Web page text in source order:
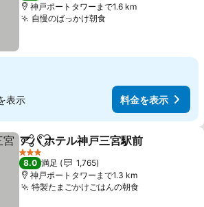
神戸ポートタワーまで1.6 km
自慢のばっかけ朝食
表示 料金を表示
シェアお気に入りに追加
アパ ホテル神戸三宮駅前
3 ホテルのランク
8.0 満足
1,765
神戸ポートタワーまで1.3 km
特製たまごかけごはんの朝食